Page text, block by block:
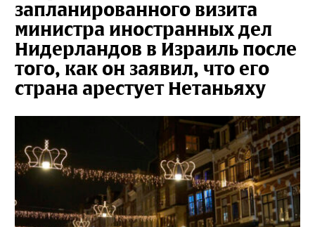
запланированного визита
министра иностранных дел
Нидерландов в Израиль после
того, как он заявил, что его
страна арестует Нетаньяху